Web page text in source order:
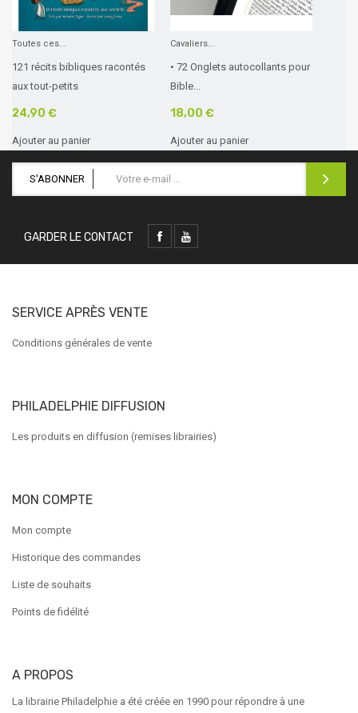
Toutes ces...
121 récits bibliques racontés
aux tout-petits
24,90 €
Ajouter au panier
Cavaliers...
• 72 Onglets autocollants pour
Bible...
18,00 €
Ajouter au panier
S'ABONNER
GARDER LE CONTACT
SERVICE APRÈS VENTE
Conditions générales de vente
PHILADELPHIE DIFFUSION
Les produits en diffusion (remises librairies)
MON COMPTE
Mon compte
Historique des commandes
Liste de souhaits
Points de fidélité
A PROPOS
La librairie Philadelphie a été créée en 1990 pour répondre à une